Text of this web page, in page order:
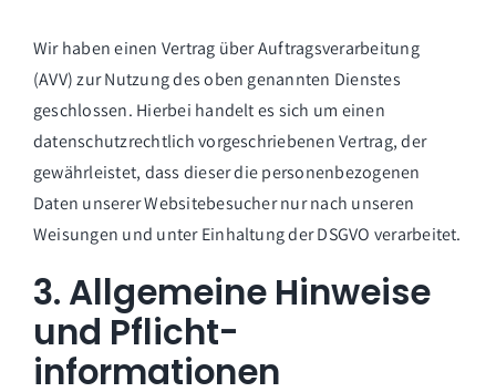
Wir haben einen Vertrag über Auftragsverarbeitung
(AVV) zur Nutzung des oben genannten Dienstes
geschlossen. Hierbei handelt es sich um einen
datenschutzrechtlich vorgeschriebenen Vertrag, der
gewährleistet, dass dieser die personenbezogenen
Daten unserer Websitebesucher nur nach unseren
Weisungen und unter Einhaltung der DSGVO verarbeitet.
3. Allgemeine Hinweise
und Pflicht­
informationen